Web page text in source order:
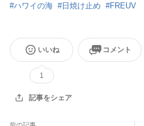
#ハワイの海 #日焼け止め #FREUV
いいね
1
コメント
記事をシェア
前の記事